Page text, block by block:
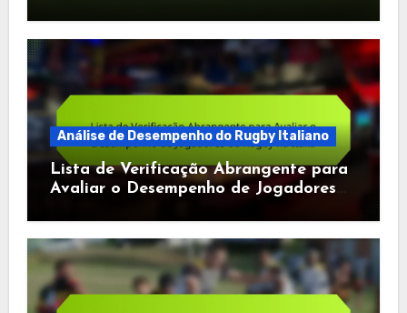
Análise de Desempenho do Rugby Italiano
Lista de Verificação Abrangente para
Avaliar o Desempenho de Jogadores